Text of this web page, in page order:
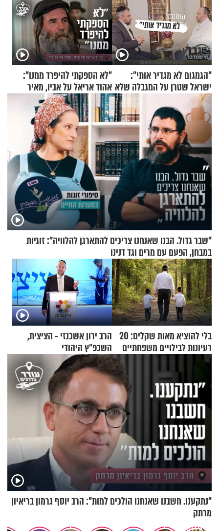
"הגמגום לא מגדיר אותי":
ישראל שטרן על המגבלה שלא
עוצרת אותו
"לא הספקתי להיפרד ממנו":
אהוד אריאל על אביו, מאיר
אריאל ז"ל
"שבר גדול. הבנו שאנחנו צריכים להתארגן להלוויה": זוגיות
במבחן, הפעם עם מרים וגד דנינו
בלי להוציא מאות שקלים: 20
רעיונות לבילויים משפחתיים
כמעט בחינם
הרב ירון אשכנזי - הציצית,
השכפ"ץ היהודי
"נתקענו. חשבנו שאנחנו הולכים למות": הרב יוסף גרמון בריאיון
מרתק